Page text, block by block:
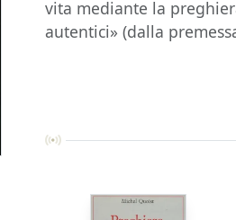
vita mediante la
autentici» (dalla